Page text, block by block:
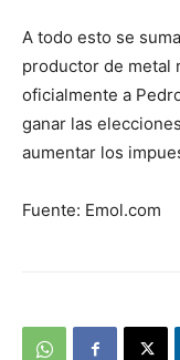
A todo esto se
productor de metal
oficialmente a
ganar las
aumentar los
Fuente: Emol.com